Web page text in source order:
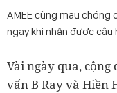
AMEE cũng mau chóng
ngay khi nhận được câu
Vài ngày qua,
vấn B Ray và Hiền